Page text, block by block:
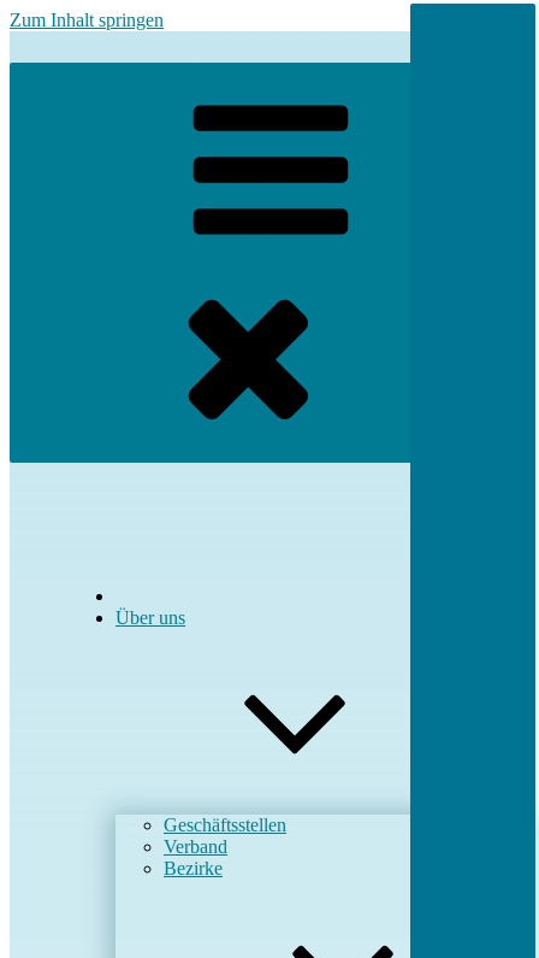
Zum Inhalt springen
Über uns
Geschäftsstellen
Verband
Bezirke